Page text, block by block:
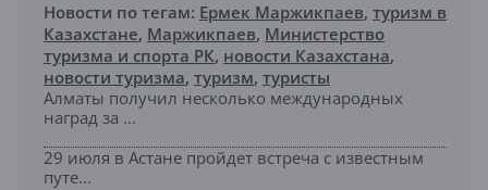
Новости по тегам: Ермек Маржикпаев, туризм в
Казахстане, Маржикпаев, Министерство
туризма и спорта РК, новости Казахстана,
новости туризма, туризм, туристы
Алматы получил несколько международных
наград за ...
29 июля в Астане пройдет встреча с известным
путе...